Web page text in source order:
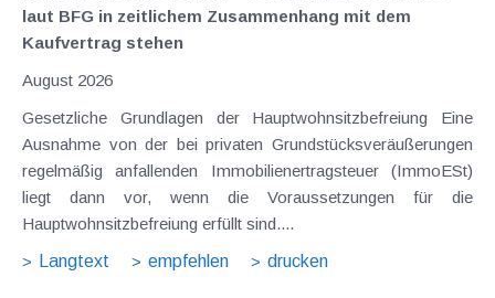
laut BFG in zeitlichem Zusammenhang mit dem
Kaufvertrag stehen
August 2026
Gesetzliche Grundlagen der Hauptwohnsitzbefreiung Eine
Ausnahme von der bei privaten Grundstücksveräußerungen
regelmäßig anfallenden Immobilienertragsteuer (ImmoESt)
liegt dann vor, wenn die Voraussetzungen für die
Hauptwohnsitzbefreiung erfüllt sind....
Langtext
empfehlen drucken